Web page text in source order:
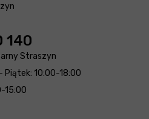
140
Straszyn
Piątek: 10:00-18:00
15:00